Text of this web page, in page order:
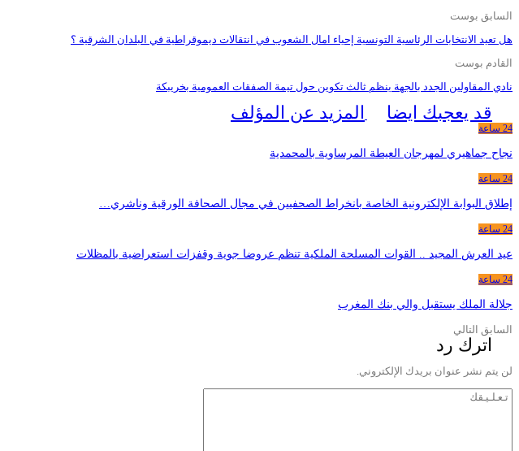
السابق بوست
هل تعيد الانتخابات الرئاسية التونسية إحياء امال الشعوب في انتقالات ديموقراطية في البلدان الشرقية ؟
القادم بوست
نادي المقاولين الجدد بالجهة ينظم ثالث تكوين حول تيمة الصفقات العمومية بخريبكة
قد يعجبك ايضا المزيد عن المؤلف
24 ساعة
نجاح جماهيري لمهرجان العيطة المرساوية بالمحمدية
24 ساعة
إطلاق البوابة الإلكترونية الخاصة بانخراط الصحفيين في مجال الصحافة الورقية وناشري…
24 ساعة
عيد العرش المجيد .. القوات المسلحة الملكية تنظم عروضا جوية وقفزات استعراضية بالمظلات
24 ساعة
جلالة الملك يستقبل والي بنك المغرب
السابق التالي
اترك رد
لن يتم نشر عنوان بريدك الإلكتروني.